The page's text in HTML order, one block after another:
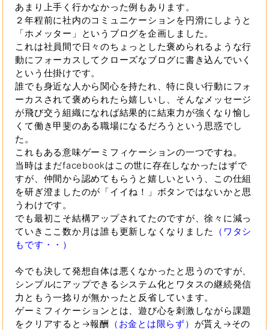
あまり上手く行かなかった例もあります。
２年程前に社内のコミュニケーションを円滑にしようと
「ホメッター」というブログを企画しました。
これは社員間で日々のちょっとした褒められるような行
動にフォーカスしてクローズなブログに書き込んでいく
という仕掛けです。
誰でも身近な人から関心を持たれ、特に良い行動にフォ
ーカスされて褒められたら嬉しいし、そんなメッセージ
が飛び交う組織になれば結果的に結束力が強くなり愉し
くて働き甲斐のある職場になるだろうという思惑でし
た。
これもある意味ゲーミフィケーションの一つですね。
当時はまだfacebookはこの世に存在しなかったはずで
すが、仲間から認めてもらうと嬉しいという、この仕組
を研ぎ澄ましたのが「イイね！」ボタンではないかと思
うわけです。
でも最初こそ結構アップされてたのですが、徐々に減っ
ていきここ数か月は誰も更新しなくなりました
（ワタシ
もです・・）
今でも決して発想自体は悪くなかったと思うのですが、
シンプルにアップできるシステム化とワタスの継続発信
力ともう一捻りが無かったと反省しています。
ゲーミフィケーションとは、遊び心を刺激しながら課題
をクリアすると→報酬 （お金とは限らず） が貰え→その